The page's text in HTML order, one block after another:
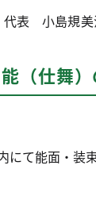
表 小島規美
（仕舞
にて能面・装